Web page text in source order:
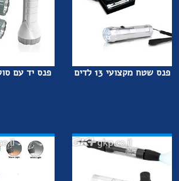
פנס שטח מקצועי 13 לדים פנס יד עם